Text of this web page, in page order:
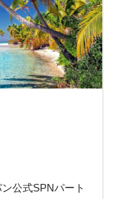
公式SPNパート